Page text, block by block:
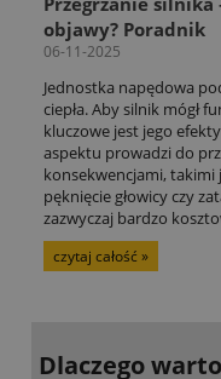
objawy? Poradnik
06-11-2025
Jednostka napędowa
ciepła. Aby silnik mógł
kluczowe jest jego
aspektu prowadzi do
konsekwencjami, takimi
pęknięcie głowicy czy
zazwyczaj bardzo
czytaj całość »
Dlaczego